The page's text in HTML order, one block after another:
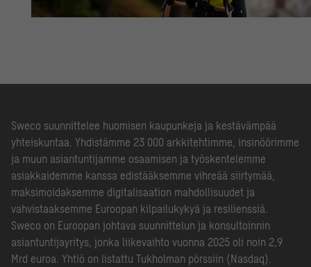
Sweco suunnittelee huomisen kaupunkeja ja kestävämpää
yhteiskuntaa. Yhdistämme 23 000 arkkitehtimme, insinöörimme
ja muun asiantuntijamme osaamisen ja työskentelemme
asiakkaidemme kanssa edistääksemme vihreää siirtymää,
maksimoidaksemme digitalisaation mahdollisuudet ja
vahvistaaksemme Euroopan kilpailukykyä ja resilienssiä.
Sweco on Euroopan johtava suunnittelun ja konsultoinnin
asiantuntijayritys, jonka liikevaihto vuonna 2025 oli noin 2,9
Mrd euroa. Yhtiö on listattu Tukholman pörssiin (Nasdaq).